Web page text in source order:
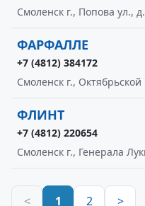
Смоленск г., Попова ул.,
ФАРФАЛЛЕ
+7 (4812) 384172
Смоленск г.,
ФЛИНТ
+7 (4812) 220654
Смоленск г., Генерала
< 1 2 >